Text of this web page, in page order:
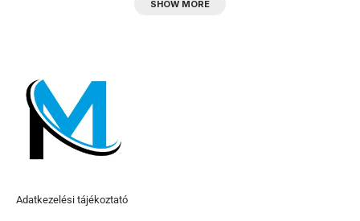
SHOW MORE
Adatkezelési tájékoztató